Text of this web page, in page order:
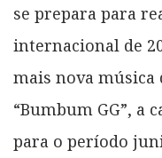
se prepara para
internacional de
mais nova
“Bumbum GG”, a
para o período